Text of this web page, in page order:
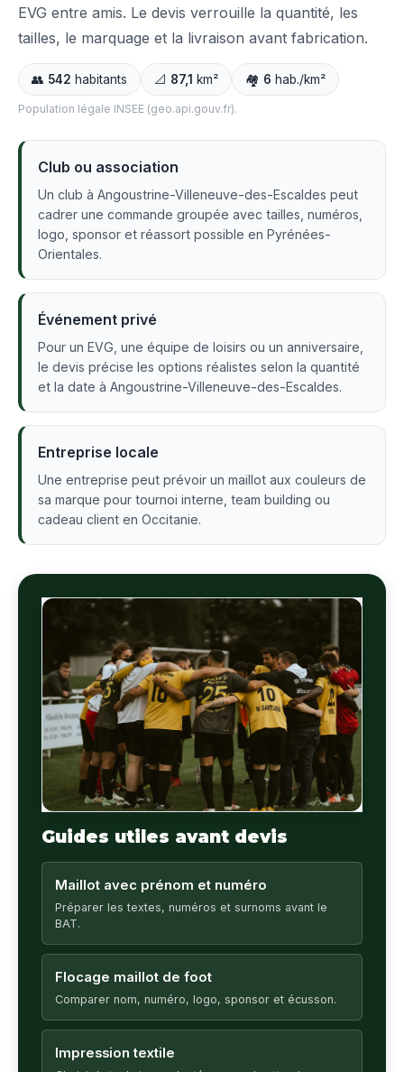
EVG entre amis. Le devis verrouille la quantité, les
tailles, le marquage et la livraison avant fabrication.
👥 542 habitants 📐 87,1 km² 🏘️ 6 hab./km²
Population légale INSEE (geo.api.gouv.fr).
Club ou association
Un club à Angoustrine-Villeneuve-des-Escaldes peut
cadrer une commande groupée avec tailles, numéros,
logo, sponsor et réassort possible en Pyrénées-
Orientales.
Événement privé
Pour un EVG, une équipe de loisirs ou un anniversaire,
le devis précise les options réalistes selon la quantité
et la date à Angoustrine-Villeneuve-des-Escaldes.
Entreprise locale
Une entreprise peut prévoir un maillot aux couleurs de
sa marque pour tournoi interne, team building ou
cadeau client en Occitanie.
Guides utiles avant devis
Maillot avec prénom et numéro
Préparer les textes, numéros et surnoms avant le
BAT.
Flocage maillot de foot
Comparer nom, numéro, logo, sponsor et écusson.
Impression textile